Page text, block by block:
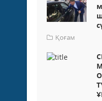
Қоғам